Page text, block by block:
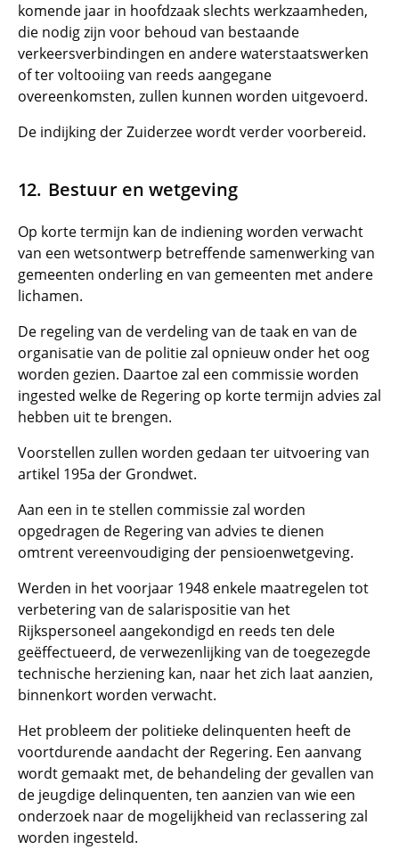
komende jaar in hoofdzaak slechts werkzaamheden,
die nodig zijn voor behoud van bestaande
verkeersverbindingen en andere waterstaatswerken
of ter voltooiing van reeds aangegane
overeenkomsten, zullen kunnen worden uitgevoerd.
De indijking der Zuiderzee wordt verder voorbereid.
Bestuur en wetgeving
Op korte termijn kan de indiening worden verwacht
van een wetsontwerp betreffende samenwerking van
gemeenten onderling en van gemeenten met andere
lichamen.
De regeling van de verdeling van de taak en van de
organisatie van de politie zal opnieuw onder het oog
worden gezien. Daartoe zal een commissie worden
ingested welke de Regering op korte termijn advies zal
hebben uit te brengen.
Voorstellen zullen worden gedaan ter uitvoering van
artikel 195a der Grondwet.
Aan een in te stellen commissie zal worden
opgedragen de Regering van advies te dienen
omtrent vereenvoudiging der pensioenwetgeving.
Werden in het voorjaar 1948 enkele maatregelen tot
verbetering van de salarispositie van het
Rijkspersoneel aangekondigd en reeds ten dele
geëffectueerd, de verwezenlijking van de toegezegde
technische herziening kan, naar het zich laat aanzien,
binnenkort worden verwacht.
Het probleem der politieke delinquenten heeft de
voortdurende aandacht der Regering. Een aanvang
wordt gemaakt met, de behandeling der gevallen van
de jeugdige delinquenten, ten aanzien van wie een
onderzoek naar de mogelijkheid van reclassering zal
worden ingesteld.